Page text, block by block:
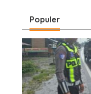
Populer